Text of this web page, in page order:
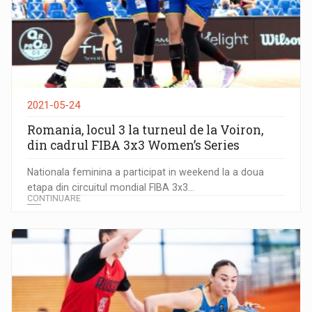
2021-05-24
Romania, locul 3 la turneul de la Voiron,
din cadrul FIBA 3x3 Women’s Series
Nationala feminina a participat in weekend la a doua
etapa din circuitul mondial FIBA 3x3...
CONTINUARE